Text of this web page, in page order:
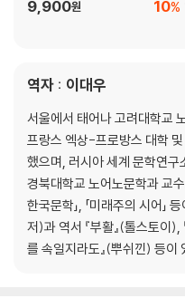
9,900원 10%
역자 : 이대우
서울에서 태어나 고려대학교
프랑스 엑상-프로방스 대학
했으며, 러시아 세계 문학연구
경북대학교 노어노문학과 교
한국문학」, 「미래주의 시어」
저)과 역서 『부활』(톨스토이),
를 속일지라도』(뿌쉬낀) 등이